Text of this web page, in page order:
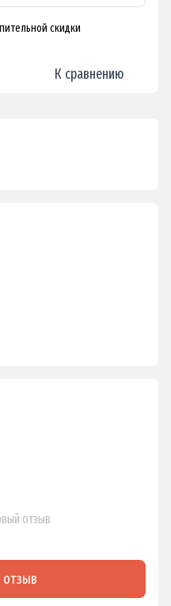
скидки
К сравнению
отзыв
отзыв